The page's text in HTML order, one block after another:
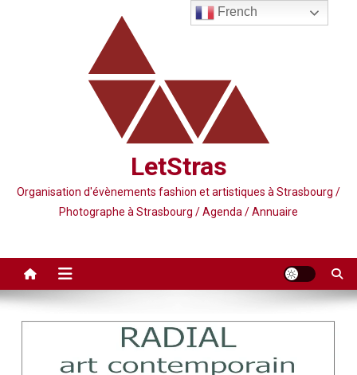
LetStras
Organisation d'évènements fashion et artistiques à Strasbourg /
Photographe à Strasbourg / Agenda / Annuaire
French